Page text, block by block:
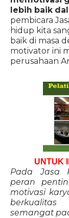
lebih baik
pembicara
hidup kita
baik di masa
motivator ini
perusahaan
UNTUK
Pada Jasa
peran
motivasi
semangat